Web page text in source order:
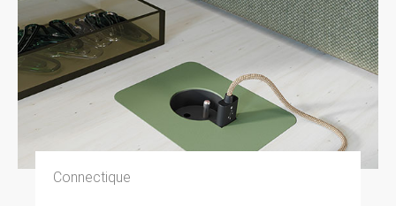
Connectique